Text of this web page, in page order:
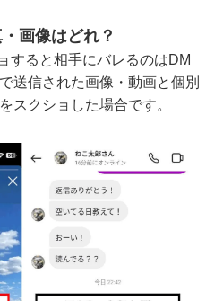
画像はどれ？
すると相手にバレるのはDM
送信された画像・動画と個別
スクショした場合です。